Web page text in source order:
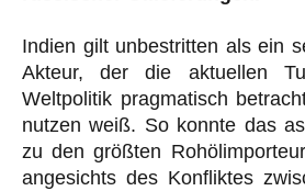
Indien gilt unbestritten als ein
Akteur, der die aktuellen
Weltpolitik pragmatisch
nutzen weiß. So konnte das
zu den größten
angesichts des Konfliktes